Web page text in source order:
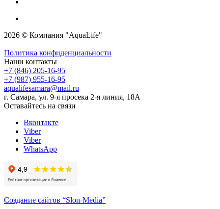
2026 © Компания "AquaLife"
Политика конфиденциальности
Наши контакты
+7 (846) 205-16-95
+7 (987) 955-16-95
aqualifesamara@mail.ru
г. Самара, ул. 9-я просека 2-я линия, 18А
Оставайтесь на связи
Вконтакте
Viber
Viber
WhatsApp
Создание сайтов “Slon-Media”